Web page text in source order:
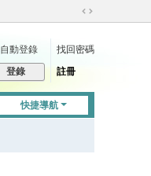
切
到
自動登錄
找回密碼
登錄 註冊
快捷導航